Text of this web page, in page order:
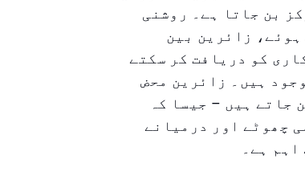
بن جاتا ہے۔ روشنی
زائرین بین
کو دریافت کر سکتے
ہیں۔ زائرین محض
جاتے ہیں – جیسا کہ
چھوٹے اور درمیانے
ہے۔